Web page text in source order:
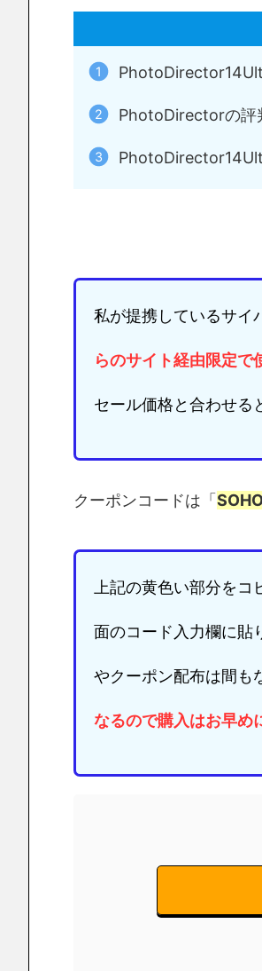
PhotoDirectorの評
私が提携しているサイ
らのサイト経由限定で
セール価格と合わせる
クーポンコードは「
上記の黄色い部分を
面のコード入力欄に貼
やクーポン配布は間も
なるので購入はお早め